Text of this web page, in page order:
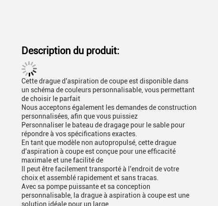
Description du produit:
Cette drague d'aspiration de coupe est disponible dans
un schéma de couleurs personnalisable, vous permettant
de choisir le parfait
Nous acceptons également les demandes de construction
personnalisées, afin que vous puissiez
Personnaliser le bateau de dragage pour le sable pour
répondre à vos spécifications exactes.
En tant que modèle non autopropulsé, cette drague
d'aspiration à coupe est conçue pour une efficacité
maximale et une facilité de
Il peut être facilement transporté à l'endroit de votre
choix et assemblé rapidement et sans tracas.
Avec sa pompe puissante et sa conception
personnalisable, la drague à aspiration à coupe est une
solution idéale pour un large